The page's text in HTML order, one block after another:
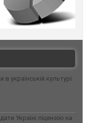
українській культурі
Україні ліцензію на